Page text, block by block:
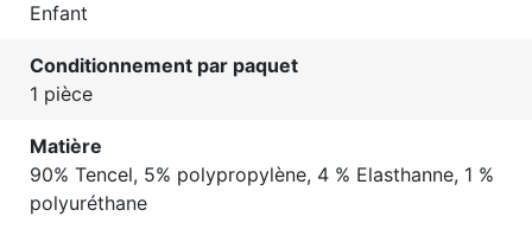
Enfant
Conditionnement par paquet
1 pièce
Matière
90% Tencel, 5% polypropylène, 4 % Elasthanne, 1 %
polyuréthane